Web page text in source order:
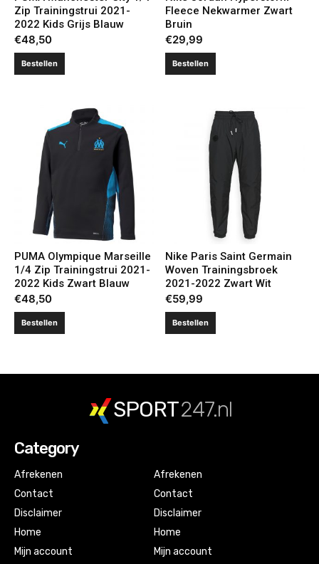
Zip Trainingstrui 2021-
2022 Kids Grijs Blauw
€48,50
Bestellen
Fleece Nekwarmer Zwart
Bruin
€29,99
Bestellen
PUMA Olympique Marseille
1/4 Zip Trainingstrui 2021-
2022 Kids Zwart Blauw
€48,50
Bestellen
Nike Paris Saint Germain
Woven Trainingsbroek
2021-2022 Zwart Wit
€59,99
Bestellen
SPORT247.nl
Category
Afrekenen
Contact
Disclaimer
Home
Mijn account
Afrekenen
Contact
Disclaimer
Home
Mijn account